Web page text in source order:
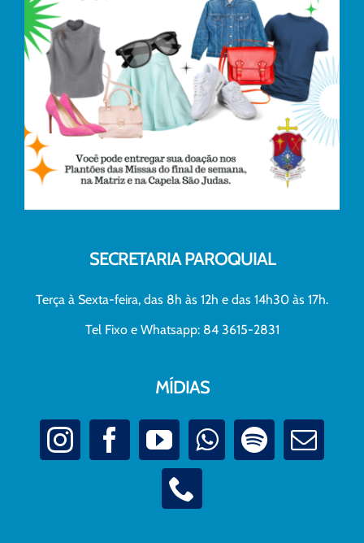
SECRETARIA PAROQUIAL
Terça à Sexta-feira, das 8h às 12h e das 14h30 às 17h.
Tel Fixo e Whatsapp: 84 3615-2831
MÍDIAS